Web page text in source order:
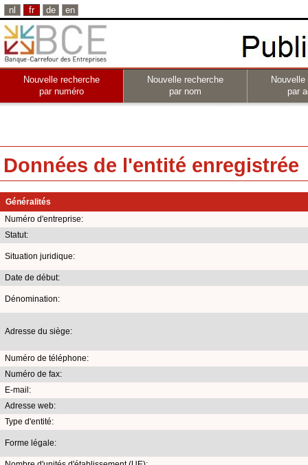
nl fr de en
Nouvelle recherche
par numéro
Nouvelle recherche
par nom
par
Données de l'entité enregistrée
Généralités
Numéro d'entreprise:
Statut:
Situation juridique:
Date de début:
Dénomination:
Adresse du siège:
Numéro de téléphone:
Numéro de fax:
E-mail:
Adresse web:
Type d'entité:
Forme légale: